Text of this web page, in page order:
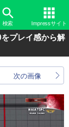
検索 Impressサイト
をプレイ感から解
次の画像